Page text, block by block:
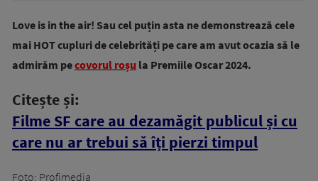
Love is in the air! Sau cel puțin asta ne demonstrează cele
mai HOT cupluri de celebrități pe care am avut ocazia să le
admirăm pecovorul roșu la Premiile Oscar 2024.
Citește și:
Filme SF care au dezamăgit publicul și cu
care nu ar trebui să îți pierzi timpul
Foto: Profimedia